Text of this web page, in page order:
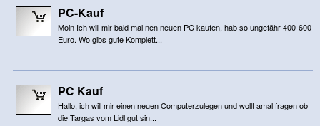
PC-Kauf
Moin Ich will mir bald mal nen neuen PC kaufen, hab so ungefähr 400-600
Euro. Wo gibs gute Komplett...
PC Kauf
Hallo, ich will mir einen neuen Computerzulegen und wollt amal fragen ob
die Targas vom Lidl gut sin...